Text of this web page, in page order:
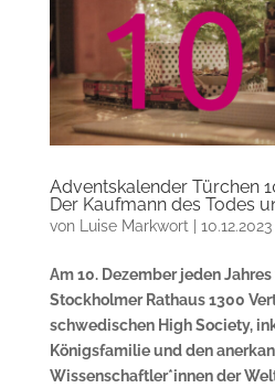
Adventskalender Türchen
Der Kaufmann des Todes
von Luise Markwort| 10.12.2023
Am 10. Dezember jeden
Stockholmer Rathaus 1300
schwedischen High Society,
Königsfamilie und den
Wissenschaftler*innen der